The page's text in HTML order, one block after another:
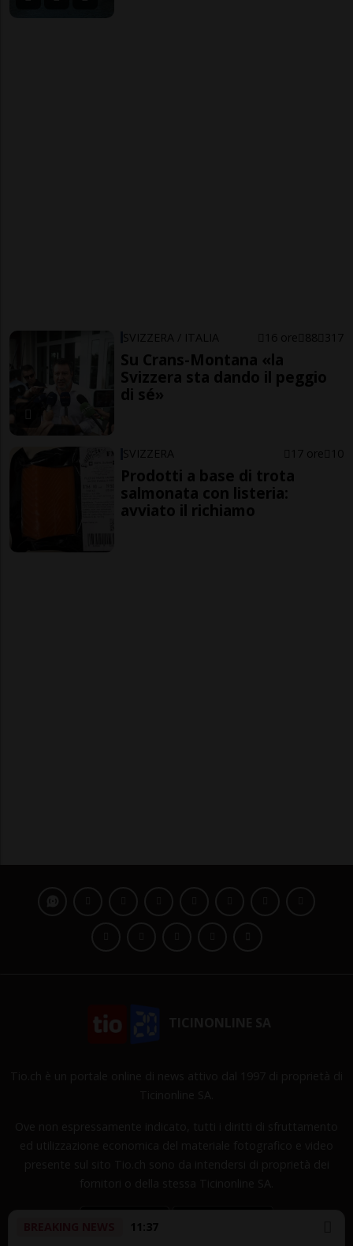
11:37
SVIZZERA / ITALIA 16 ore 88 317
Su Crans-Montana «la
Svizzera sta dando il peggio
di sé»
SVIZZERA 17 ore 10
Prodotti a base di trota
salmonata con listeria:
avviato il richiamo